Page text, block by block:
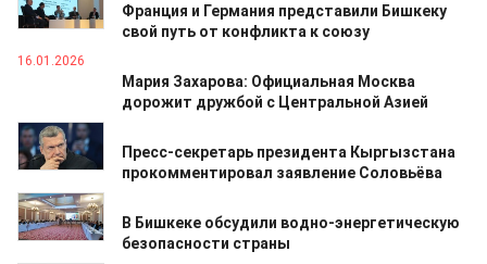
Франция и Германия представили Бишкеку
свой путь от конфликта к союзу
16.01.2026
Мария Захарова: Официальная Москва
дорожит дружбой с Центральной Азией
14.01.2026
Пресс-секретарь президента Кыргызстана
прокомментировал заявление Соловьёва
14.01.2026
В Бишкеке обсудили водно-энергетическую
безопасности страны